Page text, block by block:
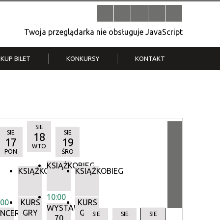
Twoja przeglądarka nie obsługuje JavaScript
KUP BILET KONKURSY
T.
KONTAKT
SIE
17
PON
KSIĄŻKOBIEG
KURS
GRY
SIE
18
WTO
KSIĄŻKOBIEG
10:00
WYSTAWA:
70
SIE
19
ŚRO
KSIĄŻKOBIEG
KURS
GRYSIE SIE SIE